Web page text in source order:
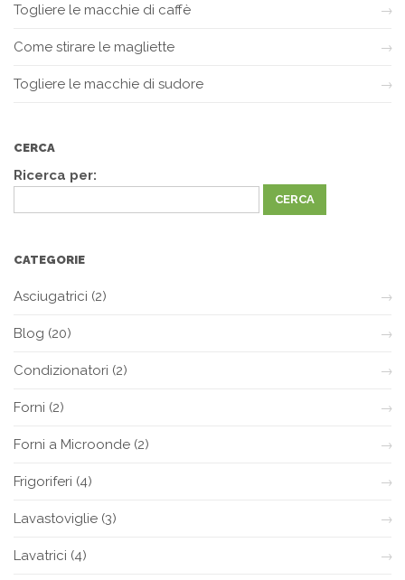
Togliere le macchie di caffè
Come stirare le magliette
Togliere le macchie di sudore
CERCA
Ricerca per:
CATEGORIE
Asciugatrici (2)
Blog (20)
Condizionatori (2)
Forni (2)
Forni a Microonde (2)
Frigoriferi (4)
Lavastoviglie (3)
Lavatrici (4)